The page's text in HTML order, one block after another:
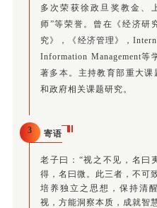
多次荣获徐政旦奖教金、
师”等荣誉。曾在《经济研
究》，《经济管理》，
Information Management
著多本。主持教育部重大课
和政府相关课题研究。
3 寄语
老子曰：“视之不见，名曰
得，名曰微。此三者，不可
培养独立之思想，保持清
视，方能洞察本质，成就智